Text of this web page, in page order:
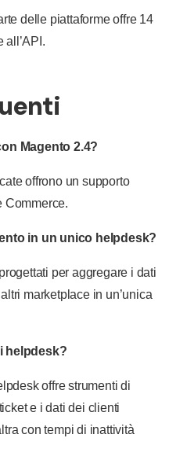
delle piattaforme offre 14
all’API.
Magento 2.4?
offrono un supporto
Commerce.
in un unico helpdesk?
per aggregare i dati
marketplace in un’unica
helpdesk?
offre strumenti di
e i dati dei clienti
con tempi di inattività